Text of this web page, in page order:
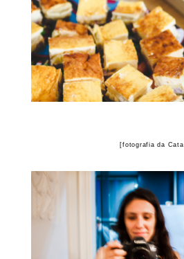
[fotografia da